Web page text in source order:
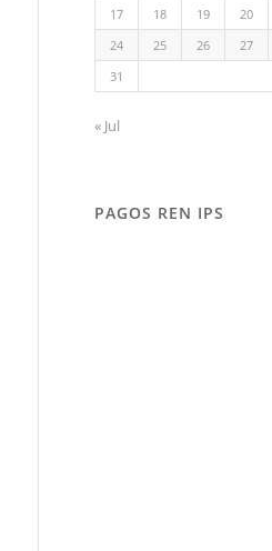
17
18 19 20
24
25 26 27
31
« Jul
PAGOS REN IPS